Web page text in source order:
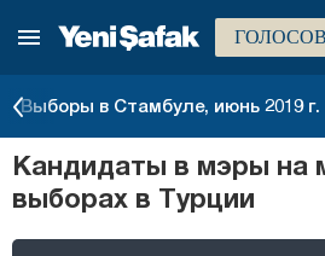
Выборы в Стамбуле, июнь 2019 г.
Кандидаты в мэры на
выборах в Турции
Токат
Ушак
Ван